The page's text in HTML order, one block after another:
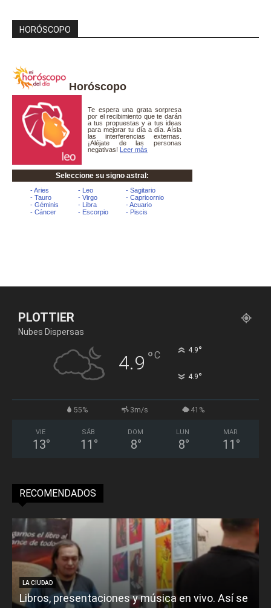
HORÓSCOPO
Horóscopo
PLOTTIER
Nubes Dispersas
4.9 °C 4.9°
4.9°
55% 3m/s 41%
VIE
13°
SÁB
11 °
DOM
8°
LUN
8°
MAR
11 °
RECOMENDADOS
LA CIUDAD
Libros, presentaciones y música en vivo. Así se